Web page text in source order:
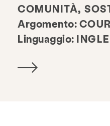
COMUNITÀ,
Argomento:
Linguaggio: